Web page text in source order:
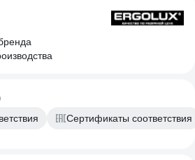
Сертификаты соответствия